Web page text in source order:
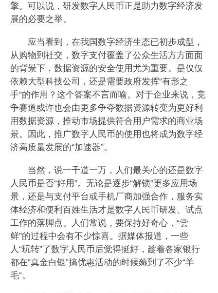
擎。可以说，研发数字人民币正是助力数字经济发
展的必要之举。
应当看到，在我国数字经济生态已初步成型，
从购物到社交，数字支付覆盖了公众生活方方面面
的背景下，数据资源的安全使用尤为重要。是仅仅
依赖大型科技公司，还是需要政府发挥“有形之
手”的作用？这个答案不言而喻。对于企业来说，竞
争赛道或许也会由更多争夺数据资源转变为更好利
用数据资源，推动市场提供符合用户需求的商业场
景。因此，推广数字人民币的使用也将成为数字经
济高质量发展的“加速器”。
当然，说一千道一万，人们最关心的还是数字
人民币是否“好用”。无论是逐步“解锁”更多应用场
景，还是与支付平台或手机厂商加强合作，服务实
体经济和便利百姓生活才是数字人民币研发、试点
工作的落脚点。人们常说，要保持好奇心，“尝
鲜”的过程中会有不少惊喜。据媒体报道，一些
人“玩转”了数字人民币后觉得挺好，趁着各家银行
都在“真金白银”搞优惠活动的时候薅到了不少“羊
毛”。